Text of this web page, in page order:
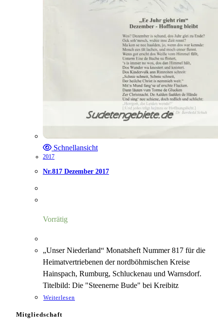
Schnellansicht
2017
Nr.817 Dezember 2017
Vorrätig
„Unser Niederland“ Monatsheft Nummer 817 für die
Heimatvertriebenen der nordböhmischen Kreise
Hainspach, Rumburg, Schluckenau und Warnsdorf.
Titelbild: Die "Steenerne Bude" bei Kreibitz
Weiterlesen
Mitgliedschaft